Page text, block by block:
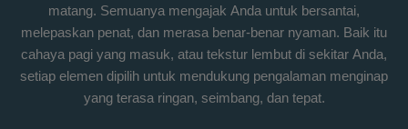
matang. Semuanya mengajak Anda untuk bersantai,
melepaskan penat, dan merasa benar-benar nyaman. Baik itu
cahaya pagi yang masuk, atau tekstur lembut di sekitar Anda,
setiap elemen dipilih untuk mendukung pengalaman menginap
yang terasa ringan, seimbang, dan tepat.